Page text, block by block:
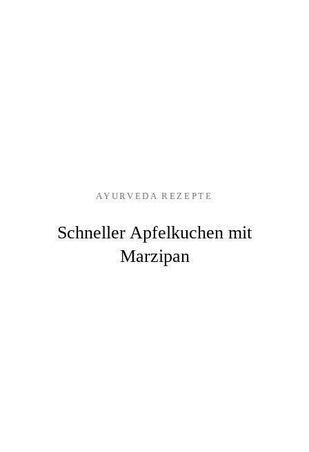
AYURVEDA REZEPTE
Schneller Apfelkuchen mit
Marzipan